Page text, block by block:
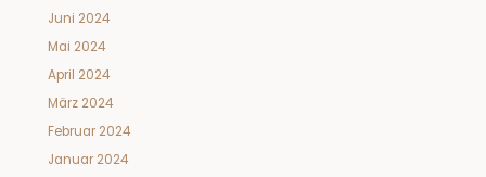
Juni 2024
Mai 2024
April 2024
März 2024
Februar 2024
Januar 2024